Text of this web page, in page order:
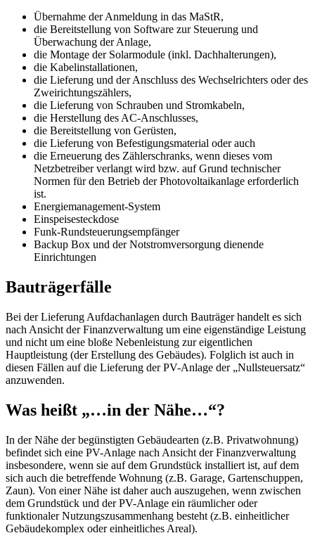
Übernahme der Anmeldung in das MaStR,
die Bereitstellung von Software zur Steuerung und
Überwachung der Anlage,
die Montage der Solarmodule (inkl. Dachhalterungen),
die Kabelinstallationen,
die Lieferung und der Anschluss des Wechselrichters oder des
Zweirichtungszählers,
die Lieferung von Schrauben und Stromkabeln,
die Herstellung des AC-Anschlusses,
die Bereitstellung von Gerüsten,
die Lieferung von Befestigungsmaterial oder auch
die Erneuerung des Zählerschranks, wenn dieses vom
Netzbetreiber verlangt wird bzw. auf Grund technischer
Normen für den Betrieb der Photovoltaikanlage erforderlich
ist.
Energiemanagement-System
Einspeisesteckdose
Funk-Rundsteuerungsempfänger
Backup Box und der Notstromversorgung dienende
Einrichtungen
Bauträgerfälle
Bei der Lieferung Aufdachanlagen durch Bauträger handelt es sich
nach Ansicht der Finanzverwaltung um eine eigenständige Leistung
und nicht um eine bloße Nebenleistung zur eigentlichen
Hauptleistung (der Erstellung des Gebäudes). Folglich ist auch in
diesen Fällen auf die Lieferung der PV-Anlage der „Nullsteuersatz“
anzuwenden.
Was heißt „…in der Nähe…“?
In der Nähe der begünstigten Gebäudearten (z.B. Privatwohnung)
befindet sich eine PV-Anlage nach Ansicht der Finanzverwaltung
insbesondere, wenn sie auf dem Grundstück installiert ist, auf dem
sich auch die betreffende Wohnung (z.B. Garage, Gartenschuppen,
Zaun). Von einer Nähe ist daher auch auszugehen, wenn zwischen
dem Grundstück und der PV-Anlage ein räumlicher oder
funktionaler Nutzungszusammenhang besteht (z.B. einheitlicher
Gebäudekomplex oder einheitliches Areal).